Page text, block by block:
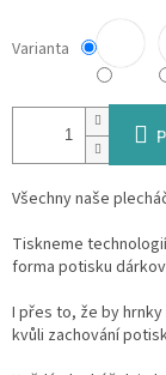
Varianta
Všechny naše
Tiskneme
forma potisku
I přes to, že by
kvůli zachování